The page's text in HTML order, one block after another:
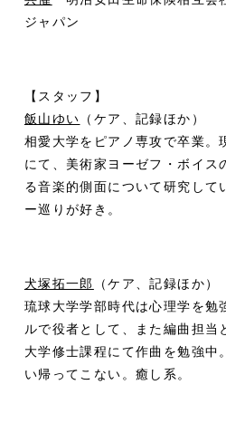
ジャパン
【スタッフ】
飯山ゆい （ケア、記録ほか）
相愛大学をピアノ専攻で卒業。
にて、美術家ヨーゼフ・ボイス
る音楽的側面について研究して
ー巡りが好き。
犬塚拓一郎
（ケア、記録ほか）
琉球大学学部時代は心理学を勉
ルで役者として、また編曲担当
大学修士課程にて作曲を勉強中
い帰ってこない。癒し系。